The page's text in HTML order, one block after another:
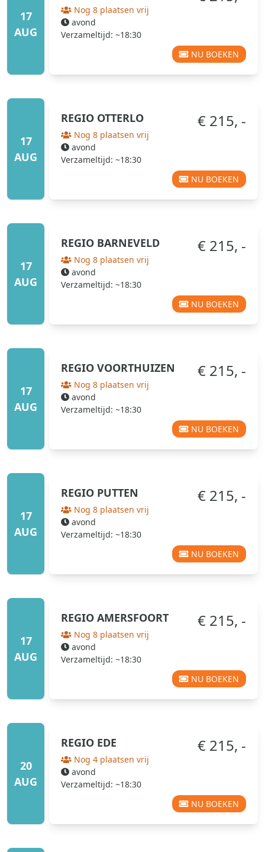
17
AUG
Nog 8 plaatsen vrij
avond
Verzameltijd: ~18:30
NU BOEKEN
17
AUG
REGIO OTTERLO
Nog 8 plaatsen vrij
avond
Verzameltijd: ~18:30
€ 215, -
NU BOEKEN
17
AUG
REGIO BARNEVELD
Nog 8 plaatsen vrij
avond
Verzameltijd: ~18:30
€ 215, -
NU BOEKEN
17
AUG
REGIO VOORTHUIZEN
Nog 8 plaatsen vrij
avond
Verzameltijd: ~18:30
€ 215, -
NU BOEKEN
17
AUG
REGIO PUTTEN
Nog 8 plaatsen vrij
avond
Verzameltijd: ~18:30
€ 215, -
NU BOEKEN
17
AUG
REGIO AMERSFOORT
Nog 8 plaatsen vrij
avond
Verzameltijd: ~18:30
€ 215, -
NU BOEKEN
20
AUG
REGIO EDE
Nog 4 plaatsen vrij
avond
Verzameltijd: ~18:30
€ 215, -
NU BOEKEN